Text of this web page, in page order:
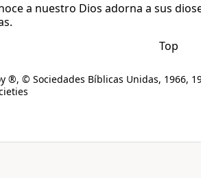
a nuestro Dios adorna a sus
Top
®, © Sociedades Bíblicas Unidas, 1966,